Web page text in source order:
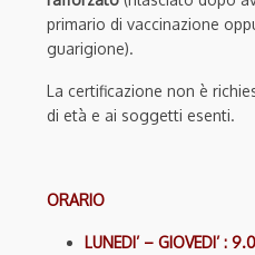
primario di vaccinazione
guarigione).
La certificazione non è
di età e ai soggetti esenti.
ORARIO
LUNEDI’ – GIOVEDI’ :